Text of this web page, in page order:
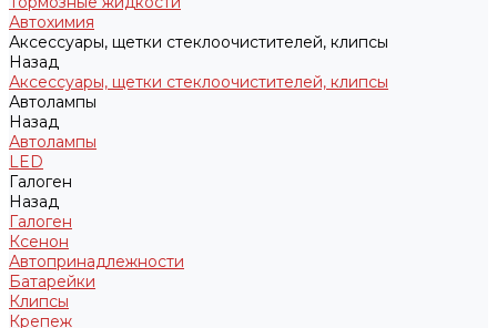
Автохимия
Аксессуары, щетки стеклоочистителей, клипсы
Назад
Аксессуары, щетки стеклоочистителей, клипсы
Автолампы
Назад
Автолампы
LED
Галоген
Назад
Галоген
Ксенон
Автопринадлежности
Батарейки
Клипсы
Крепеж